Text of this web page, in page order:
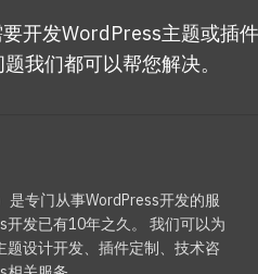
开发WordPress主题或插
我们都可以帮您解决。
是专门从事WordPress开发的服
开发已有10年之久。 我们可以为
题设计开发、插件定制、技术咨